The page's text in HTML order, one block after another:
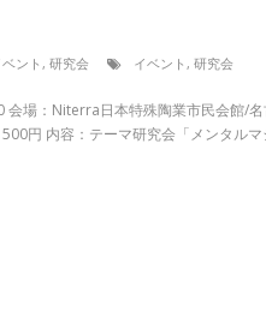
ント , 研究会 イベント , 研究会
場：Niterra日本特殊陶業市民会館/
円 内容：テーマ研究会「メンタルマ